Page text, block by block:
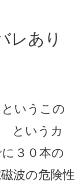
あり
いうこの
というカ
３０本の
波の危険性